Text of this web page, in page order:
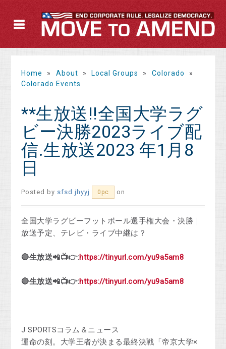
Home » About » Local Groups » Colorado
»
Colorado Events
**生放送!!全国大学ラグ
ビー決勝2023ライブ配
信.生放送2023 年1月8
日
Posted by sfsd jhyyj 0pc on
全国大学ラグビーフットボール選手権大会・決勝｜
放送予定、テレビ・ライブ中継は？
🔴生放送📲📺👉:https://tinyurl.com/yu9a5am8
🔴生放送📲📺👉:https://tinyurl.com/yu9a5am8
J SPORTSコラム＆ニュース
運命の刻。大学王者が決まる最終決戦「帝京大学×